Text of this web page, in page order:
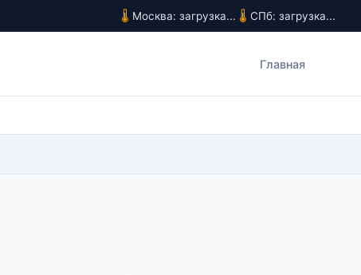
Москва: загрузка... СПб: загрузка...
Главная